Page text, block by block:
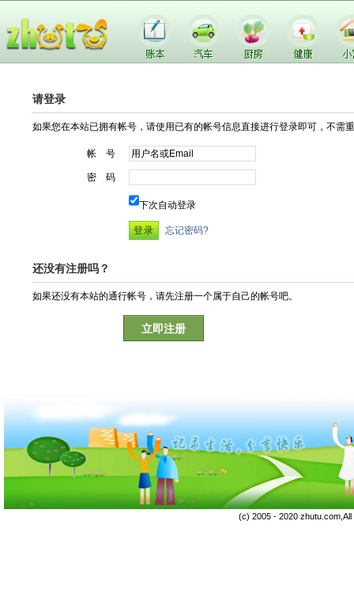
请登录
如果您在本站已拥有帐号，请使用已有的帐号信息直接进行登录即可，不需
帐 号
密 码
下次自动登录
忘记密码?
还没有注册吗？
如果还没有本站的通行帐号，请先注册一个属于自己的帐号吧。
立即注册
(c) 2005 - 2020